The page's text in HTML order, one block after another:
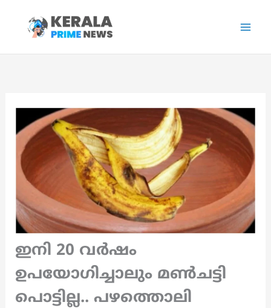
content
ഇനി 20 വർഷം
ഉപയോഗിച്ചാലും മൺചട്ടി
പൊട്ടില്ല.. പഴത്തൊലി